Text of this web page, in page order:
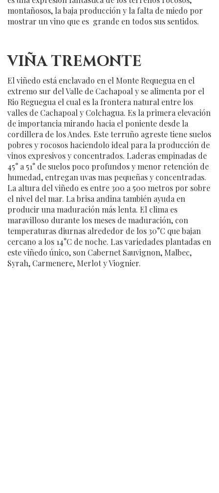
montañosos, la baja producción y la falta de miedo por
mostrar un vino que es grande en todos sus sentidos.
VIÑA TREMONTE
El viñedo está enclavado en el Monte Requegua en el
extremo sur del Valle de Cachapoal y se alimenta por el
Rio Reguegua el cual es la frontera natural entre los
valles de Cachapoal y Colchagua. Es la primera elevación
de importancia mirando hacia el poniente desde la
cordillera de los Andes. Este terruño agreste tiene suelos
pobres y rocosos haciendolo ideal para la producción de
vinos expresivos y concentrados. Laderas empinadas de
45° a 51° de suelos poco profundos y menor retención de
humedad, entregan uvas mas pequeñas y concentradas.
La altura del viñedo es entre 300 a 500 metros por sobre
el nivel del mar. La brisa andina también ayuda en
producir una maduración más lenta. El clima es
maravilloso durante los meses de maduración, con
temperaturas diurnas alrededor de los 30°C que bajan
cercano a los 14°C de noche. Las variedades plantadas en
este viñedo único, son Cabernet Sauvignon, Malbec,
Syrah, Carmenere, Merlot y Viognier.